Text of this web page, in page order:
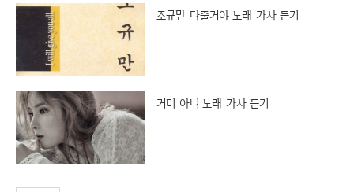
조규만 다줄거야 노래 가사 듣기
거미 아니 노래 가사 듣기